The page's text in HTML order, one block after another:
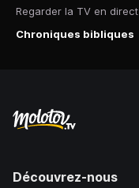
Regarder la TV en direct
Chroniques bibliques
Découvrez-nous